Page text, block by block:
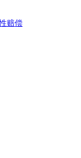
赔偿